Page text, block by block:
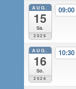
AUG.
15
Sa.
2026
09:00
AUG.
16
So.
2026
10:30